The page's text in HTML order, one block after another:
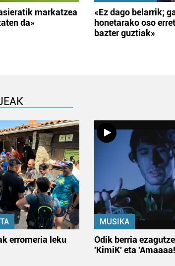
markatzea
da»
«Ez dago belarrik;
honetarako oso
bazter guztiak»
erromeria leku
MUSIKA
Odik berria
'KimiK' eta